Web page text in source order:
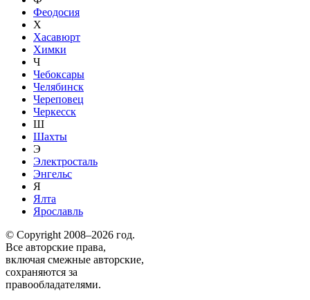
Феодосия
Х
Хасавюрт
Химки
Ч
Чебоксары
Челябинск
Череповец
Черкесск
Ш
Шахты
Э
Электросталь
Энгельс
Я
Ялта
Ярославль
© Copyright 2008–2026 год.
Все авторские права,
включая смежные авторские,
сохраняются за
правообладателями.